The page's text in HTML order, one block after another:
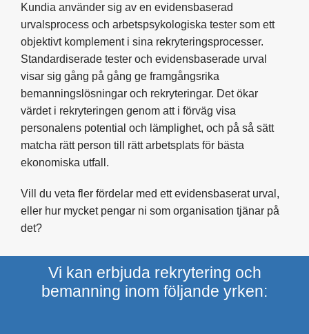
Kundia använder sig av en evidensbaserad
urvalsprocess och arbetspsykologiska tester som ett
objektivt komplement i sina rekryteringsprocesser.
Standardiserade tester och evidensbaserade urval
visar sig gång på gång ge framgångsrika
bemanningslösningar och rekryteringar. Det ökar
värdet i rekryteringen genom att i förväg visa
personalens potential och lämplighet, och på så sätt
matcha rätt person till rätt arbetsplats för bästa
ekonomiska utfall.
Vill du veta fler fördelar med ett evidensbaserat urval,
eller hur mycket pengar ni som organisation tjänar på
det?
Vi kan erbjuda rekrytering och
bemanning inom följande yrken: